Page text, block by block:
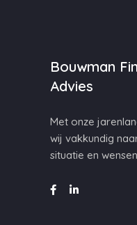
Bouwman
Advies
Met onze
wij vakkundig
situatie en